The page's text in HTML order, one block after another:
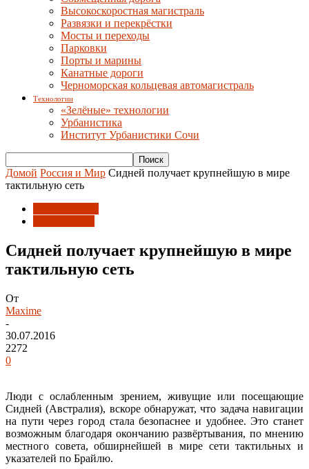
Высокоскоростная магистраль
Развязки и перекрёстки
Мосты и переходы
Парковки
Порты и марины
Канатные дороги
Черноморская кольцевая автомагистраль
Технологии
«Зелёные» технологии
Урбанистика
Институт Урбанистики Сочи
Домой Россия и Мир Сидней получает крупнейшую в мире
тактильную сеть
Сидней получает крупнейшую в мире
тактильную сеть
От
Maxime
-
30.07.2016
2272
0
Люди с ослабленным зрением, живущие или посещающие
Сидней (Австралия), вскоре обнаружат, что задача навигации
на пути через город стала безопаснее и удобнее. Это станет
возможным благодаря окончанию развёртывания, по мнению
местного совета, обширнейшей в мире сети тактильных и
указателей по Брайлю.